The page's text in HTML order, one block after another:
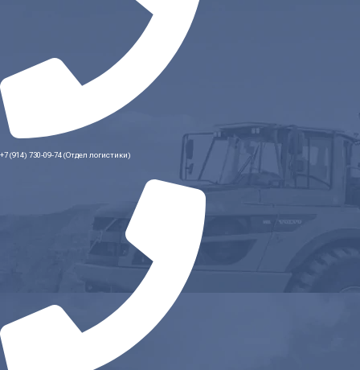
+7 (914) 730-09-74 (Отдел логистики)